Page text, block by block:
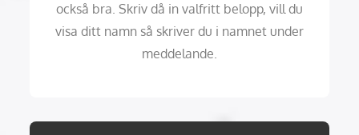
också bra. Skriv då in valfritt belopp, vill du
visa ditt namn så skriver du i namnet under
meddelande.